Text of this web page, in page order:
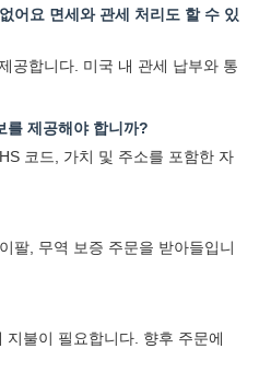
어요 면세와 관세 처리도 할 수 있
공합니다. 미국 내 관세 납부와 통
를 제공해야 합니까?
코드, 가치 및 주소를 포함한 자
팔, 무역 보증 주문을 받아들입니
불이 필요합니다. 향후 주문에